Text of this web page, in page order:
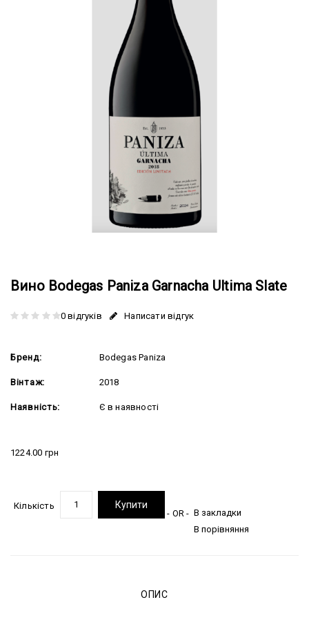
Вино Bodegas Paniza Garnacha Ultima Slate
0 відгуків Написати відгук
Бренд: Bodegas Paniza
Вінтаж: 2018
Наявність: Є в наявності
1224.00 грн
Кількість Купити
- OR - В закладки
В порівняння
ОПИС